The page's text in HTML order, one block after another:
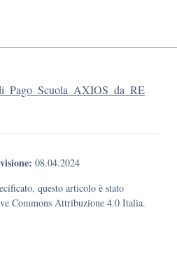
08.04.2024
questo articolo è stato
Commons Attribuzione 4.0 Italia.